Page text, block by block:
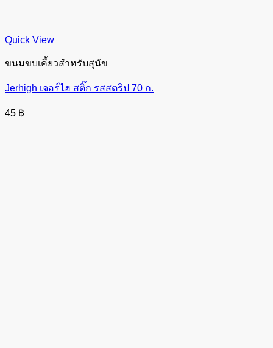
Quick View
ขนมขบเคี้ยวสำหรับสุนัข
Jerhigh เจอร์ไฮ สติ๊ก รสสตริป 70 ก.
45 ฿